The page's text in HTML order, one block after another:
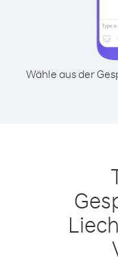
Wähle aus der